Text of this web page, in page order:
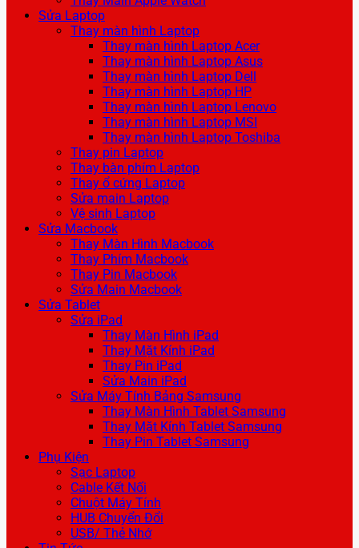
Sửa Laptop
Thay màn hình Laptop
Thay màn hình Laptop Acer
Thay màn hình Laptop Asus
Thay màn hình Laptop Dell
Thay màn hình Laptop HP
Thay màn hình Laptop Lenovo
Thay màn hình Laptop MSI
Thay màn hình Laptop Toshiba
Thay pin Laptop
Thay bàn phím Laptop
Thay ổ cứng Laptop
Sửa main Laptop
Vệ sinh Laptop
Sửa Macbook
Thay Màn Hình Macbook
Thay Phím Macbook
Thay Pin Macbook
Sửa Main Macbook
Sửa Tablet
Sửa iPad
Thay Màn Hình iPad
Thay Mặt Kính iPad
Thay Pin iPad
Sửa Main iPad
Sửa Máy Tính Bảng Samsung
Thay Màn Hình Tablet Samsung
Thay Mặt Kính Tablet Samsung
Thay Pin Tablet Samsung
Phụ Kiện
Sạc Laptop
Cable Kết Nối
Chuột Máy Tính
HUB Chuyển Đổi
USB/ Thẻ Nhớ